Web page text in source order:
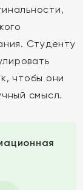
Студенту
чтобы они
смысл.